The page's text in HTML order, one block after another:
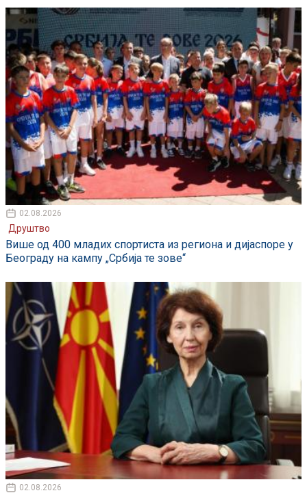
02.08.2026
Друштво
Више од 400 младих спортиста из региона и дијаспоре у
Београду на кампу „Србија те зове“
02.08.2026